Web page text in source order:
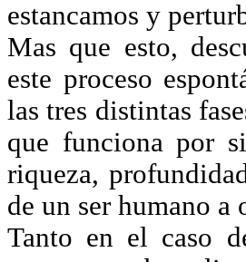
estancamos y
Mas que esto,
este proceso
las tres distintas
que funciona por
riqueza,
de un ser humano a
Tanto en el caso